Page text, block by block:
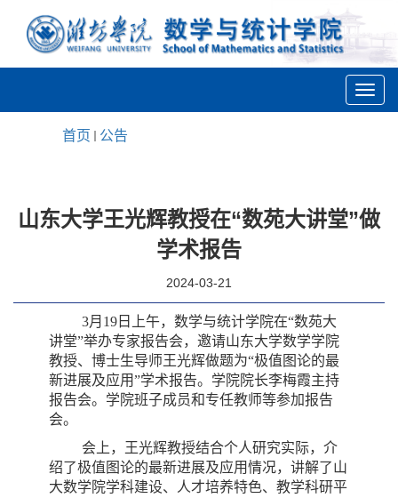
首页 公告
山东大学王光辉教授在“数苑大讲堂”做
学术报告
2024-03-21
3月 19 日上午，数学与统计学院在“数苑大
讲堂”举办专家报告会，邀请山东大学数学学院
教授、博士生导师王光辉做题为“极值图论的最
新进展及应用”学术报告。学院院长李梅霞主持
报告会。学院班子成员和专任教师等参加报告
会。
会上，王光辉教授结合个人研究实际，介
绍了极值图论的最新进展及应用情况，讲解了山
大数学院学科建设、人才培养特色、教学科研平